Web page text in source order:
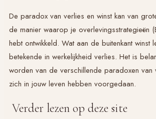
De paradox van verlies en winst kan van
de manier waarop je overlevingsstrategieën (
hebt ontwikkeld. Wat aan de buitenkant winst
betekende in werkelijkheid verlies. Het is
worden van de verschillende paradoxen van
zich in jouw leven hebben voorgedaan.
Verder lezen op deze site